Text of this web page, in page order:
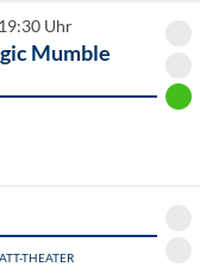
Uhr
Mumble
THEATER